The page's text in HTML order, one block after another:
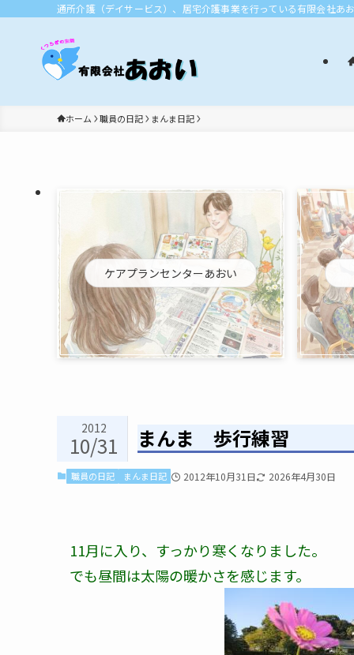
通所介護（デイサービス）、居宅介護事業を行っている有限会社あ
ホーム 職員の日記 まんま日記
ケアプランセンターあおい
まんま 歩行練習
2012
10/31
職員の日記 まんま日記 2012年10月31日 2026年4月30日
11月に入り、すっかり寒くなりました。
でも昼間は太陽の暖かさを感じます。